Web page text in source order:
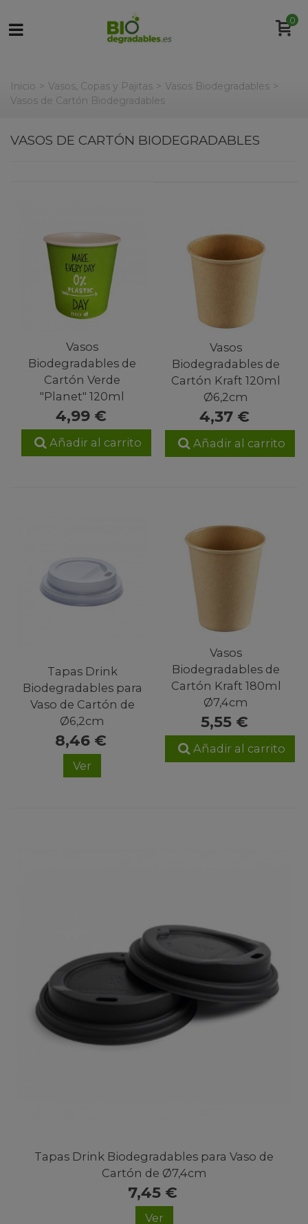
0
Inicio > Vasos, Copas y Pajitas > Vasos Biodegradables >
Vasos de Cartón Biodegradables
VASOS DE CARTÓN BIODEGRADABLES
Vasos
Biodegradables de
Cartón Verde
"Planet" 120ml
4,99 €
Añadir al carrito
Vasos
Biodegradables de
Cartón Kraft 120ml
Ø6,2cm
4,37 €
Añadir al carrito
Tapas Drink
Biodegradables para
Vaso de Cartón de
Ø6,2cm
8,46 €
Ver
Vasos
Biodegradables de
Cartón Kraft 180ml
Ø7,4cm
5,55 €
Añadir al carrito
Tapas Drink Biodegradables para Vaso de
Cartón de Ø7,4cm
7,45 €
Ver